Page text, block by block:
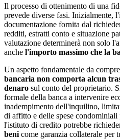
Il processo di ottenimento di una
prevede diverse fasi. Inizialmente,
documentazione fornita dal
redditi, estratti conto e situazione
valutazione determinerà non solo
anche l'importo massimo che la
Un aspetto fondamentale da
bancaria non comporta alcun
denaro sul conto del proprietario.
formale della banca a intervenire
inadempimento dell'inquilino,
di affitto e delle spese
l'istituto di credito potrebbe
beni come garanzia collaterale per